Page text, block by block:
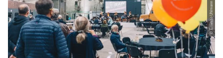
© Ernesto Uhlmann